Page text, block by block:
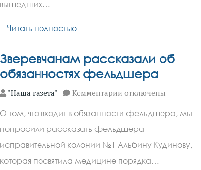
вышедших…
Читать полностью
Зверевчанам рассказали об
обязанностях фельдшера
"Наша газета" Комментарии к
записи
Зверевчанам
рассказали
об
обязанностях
фельдшера
отключены
О том, что входит в обязанности фельдшера, мы
попросили рассказать фельдшера
исправительной колонии №1 Альбину Кудинову,
которая посвятила медицине порядка…